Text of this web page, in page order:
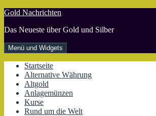
Zum
springen
Gold Nachrichten
Das Neueste über Gold und Silber
Menü und Widgets
Startseite
Alternative Währung
Altgold
Anlagemünzen
Kurse
Rund um die Welt